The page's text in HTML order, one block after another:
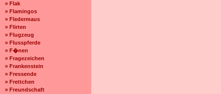
» Flak
» Flamingos
» Fledermaus
» Flirten
» Flugzeug
» Flusspferde
» F�nen
» Fragezeichen
» Frankenstein
» Fressende
» Frettchen
» Freundschaft